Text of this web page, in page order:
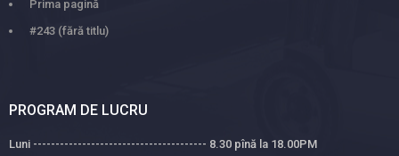
Prima pagină
#243 (fără titlu)
PROGRAM DE LUCRU
Luni --------------------------------------- 8.30 pînă la 18.00PM